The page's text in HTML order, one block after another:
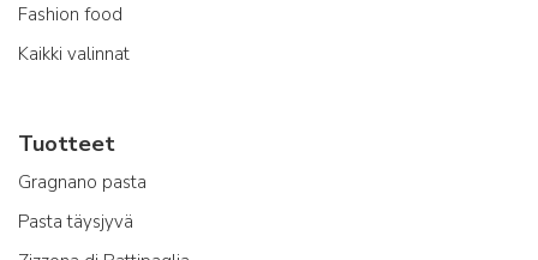
Fashion food
Kaikki valinnat
Tuotteet
Gragnano pasta
Pasta täysjyvä